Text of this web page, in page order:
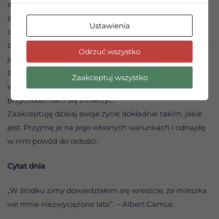
akceptujemy fakty z naszego życia. Dopiero wtedy
zyskujemy zdolność do odczuwania czystej radości tuż
obok naszych dawnych smutków. Każdy z nas musi
zmierzyć się z własną, unikalną rzeczywistością – nawet
jeśli wydaje się ona głęboko niesprawiedliwa. Ale w
życiu to nie abstrakcyjna sprawiedliwość jest punktem
wyjścia. Punktem wyjścia jest realny świat, z którym
przychodzi nam się zmierzyć.
Zaakceptuję dzisiaj swoje życie dokładnie takim, jakie
jest. Przyjmę je na jego własnych warunkach i odnajdę
w nim powód do radości.
Cytat dnia
„W środku zimy dowiedziałem się wreszcie, że mieszka
we mnie niezwyciężone lato”. – Albert Camus
Ustawienia
Odrzuć wszystko
Zaakceptuj wszystko